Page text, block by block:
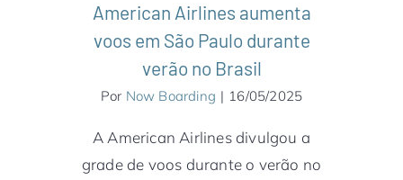
American Airlines aumenta
voos em São Paulo durante
verão no Brasil
Por Now Boarding | 16/05/2025
A American Airlines divulgou a
grade de voos durante o verão no